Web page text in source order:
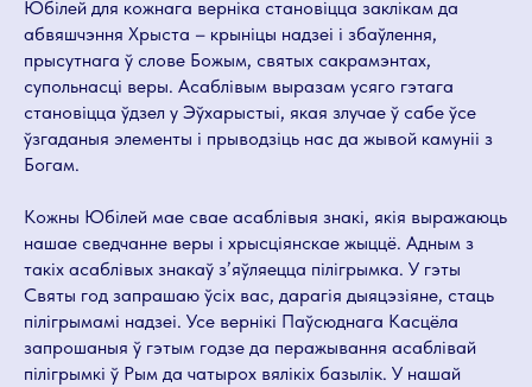
Юбілей для кожнага верніка становіцца заклікам да
абвяшчэння Хрыста – крыніцы надзеі і збаўлення,
прысутнага ў слове Божым, святых сакрамэнтах,
супольнасці веры. Асаблівым выразам усяго гэтага
становіцца ўдзел у Эўхарыстыі, якая злучае ў сабе ўсе
ўзгаданыя элементы і прыводзіць нас да жывой камуніі з
Богам.
Кожны Юбілей мае свае асаблівыя знакі, якія выражаюць
нашае сведчанне веры і хрысціянскае жыццё. Адным з
такіх асаблівых знакаў з’яўляецца пілігрымка. У гэты
Святы год запрашаю ўсіх вас, дарагія дыяцэзіяне, стаць
пілігрымамі надзеі. Усе вернікі Паўсюднага Касцёла
запрошаныя ў гэтым годзе да перажывання асаблівай
пілігрымкі ў Рым да чатырох вялікіх базылік. У нашай